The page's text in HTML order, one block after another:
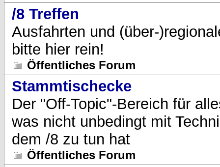
/8 Treffen
Ausfahrten und (über-
bitte hier rein!
Öffentliches Forum
Stammtischecke
Der "Off-Topic"-Bereich für
was nicht unbedingt mit
dem /8 zu tun hat
Öffentliches Forum